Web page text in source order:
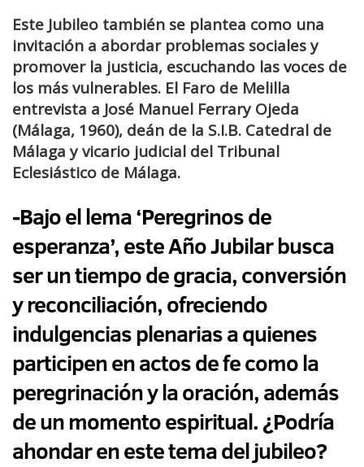
Este Jubileo también se plantea como una
invitación a abordar problemas sociales y
promover la justicia, escuchando las voces de
los más vulnerables. El Faro de Melilla
entrevista a José Manuel Ferrary Ojeda
(Málaga, 1960), deán de la S.I.B. Catedral de
Málaga y vicario judicial del Tribunal
Eclesiástico de Málaga.
-Bajo el lema ‘Peregrinos de
esperanza’, este Año Jubilar busca
ser un tiempo de gracia, conversión
y reconciliación, ofreciendo
indulgencias plenarias a quienes
participen en actos de fe como la
peregrinación y la oración, además
de un momento espiritual. ¿Podría
ahondar en este tema del jubileo?